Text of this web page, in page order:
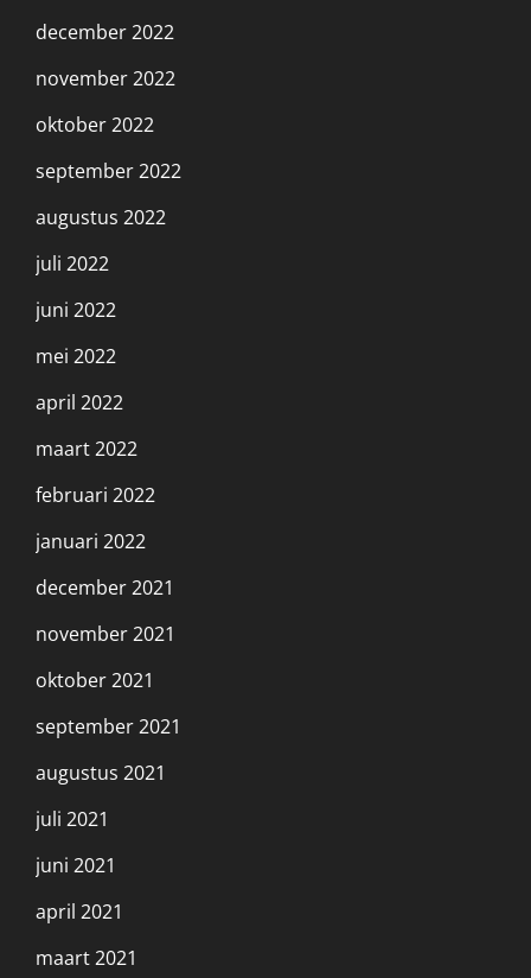
december 2022
november 2022
oktober 2022
september 2022
augustus 2022
juli 2022
juni 2022
mei 2022
april 2022
maart 2022
februari 2022
januari 2022
december 2021
november 2021
oktober 2021
september 2021
augustus 2021
juli 2021
juni 2021
april 2021
maart 2021